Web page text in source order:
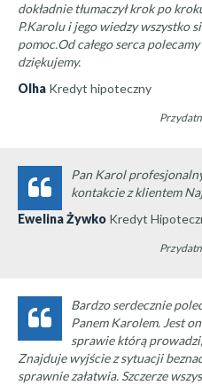
dokładnie tłumaczył krok po
P.Karolu i jego wiedzy wszystko
pomoc.Od całego serca
dziękujemy.
Olha Kredyt hipoteczny
Pan Karol
kontakcie z klientem
Ewelina Żywko Kredyt
Bardzo serdecznie
Panem Karolem. Jest
sprawie którą
Znajduje wyjście z sytuacji
sprawnie załatwia. Szczerze